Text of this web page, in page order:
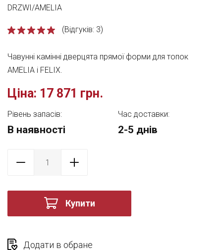
DRZWI/AMELIA
(Відгуків: 3)
Чавунні камінні дверцята прямої форми для топок
AMELIA і FELIX.
Ціна: 17 871 грн.
Рівень запасів:
В наявності
Час доставки:
2-5 днів
Купити
Додати в обране